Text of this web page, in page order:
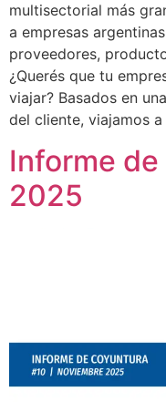
multisectorial más
a empresas
proveedores,
¿Querés que tu
viajar? Basados en
del cliente, viajamos
Informe de
2025